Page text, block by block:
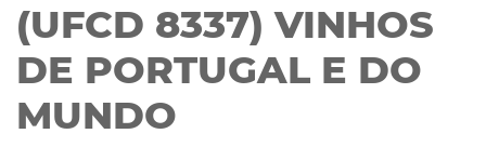
(UFCD 8337) VINHOS
DE PORTUGAL E DO
MUNDO